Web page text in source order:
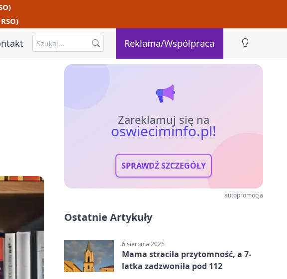
Reklama/Współpraca
Zareklamuj się na
oswieciminfo.pl!
SPRAWDŹ SZCZEGÓŁY
autopromocja
Ostatnie Artykuły
6 sierpnia 2026
Mama straciła przytomność, a 7-
latka zadzwoniła pod 112